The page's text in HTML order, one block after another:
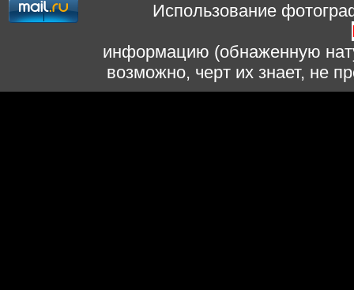
Использование
информацию (обнаженную
возможно, черт их знает, не